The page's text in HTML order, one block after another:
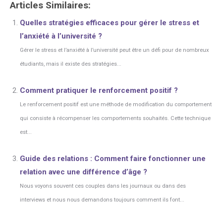
Articles Similaires:
Quelles stratégies efficaces pour gérer le stress et
l’anxiété à l’université ?
Gérer le stress et l’anxiété à l’université peut être un défi pour de nombreux
étudiants, mais il existe des stratégies...
Comment pratiquer le renforcement positif ?
Le renforcement positif est une méthode de modification du comportement
qui consiste à récompenser les comportements souhaités. Cette technique
est...
Guide des relations : Comment faire fonctionner une
relation avec une différence d’âge ?
Nous voyons souvent ces couples dans les journaux ou dans des
interviews et nous nous demandons toujours comment ils font...